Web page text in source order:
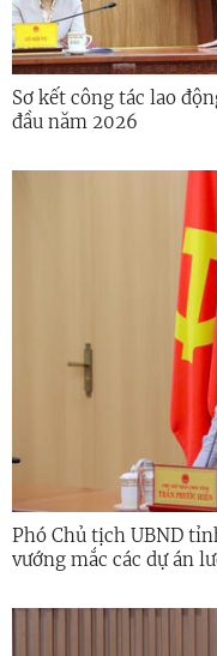
Sơ kết công tác lao
đầu năm 2026
Phó Chủ tịch UBND
vướng mắc các dự án